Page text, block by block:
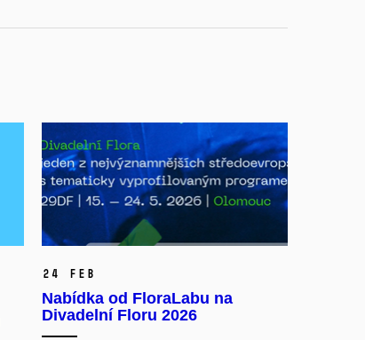
24 Feb
Nabídka od FloraLabu na
Divadelní Floru 2026